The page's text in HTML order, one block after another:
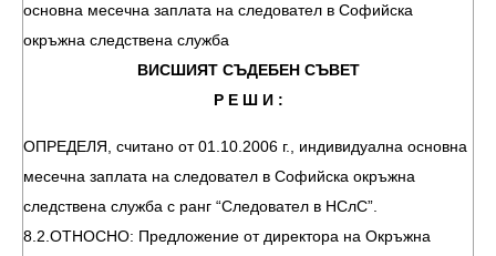
основна месечна заплата на следовател в Софийска
окръжна следствена служба
ВИСШИЯТ СЪДЕБЕН СЪВЕТ
Р Е Ш И :
ОПРЕДЕЛЯ, считано от 01.10.2006 г., индивидуална основна
месечна заплата на следовател в Софийска окръжна
следствена служба с ранг “Следовател в НСлС”.
8.2.ОТНОСНО: Предложение от директора на Окръжна